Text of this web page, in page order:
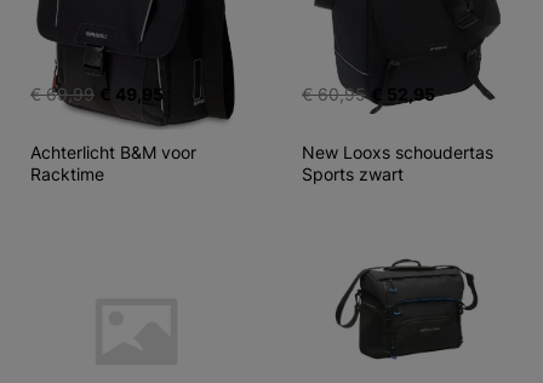
€ 69,99 € 49,95 € 60,95 € 52,95
Achterlicht B&M voor
Racktime
New Looxs schoudertas
Sports zwart